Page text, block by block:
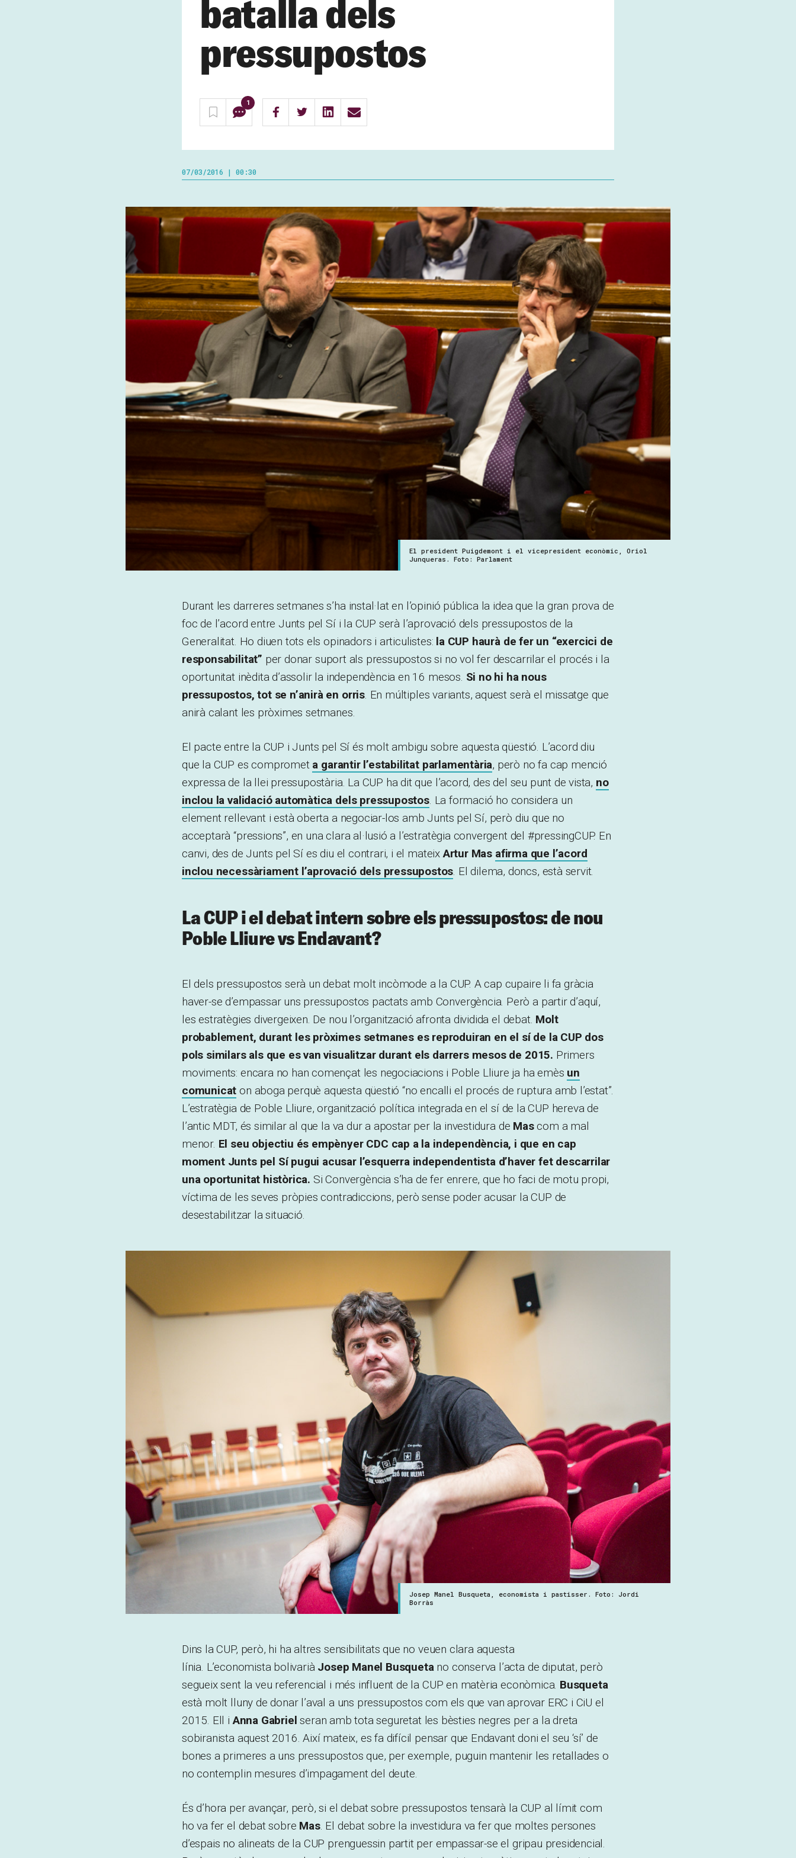
batalla dels
pressupostos
1
07/03/2016 | 00:30
El president Puigdemont i el vicepresident econòmic, Oriol
Junqueras. Foto: Parlament
Durant les darreres setmanes s’ha instal·lat en l’opinió pública la idea que la gran prova de
foc de l’acord entre Junts pel Sí i la CUP serà l’aprovació dels pressupostos de la
Generalitat. Ho diuen tots els opinadors i articulistes: la CUP haurà de fer un “exercici de
responsabilitat” per donar suport als pressupostos si no vol fer descarrilar el procés i la
oportunitat inèdita d’assolir la independència en 16 mesos. Si no hi ha nous
pressupostos, tot se n’anirà en orris. En múltiples variants, aquest serà el missatge que
anirà calant les pròximes setmanes.
El pacte entre la CUP i Junts pel Sí és molt ambigu sobre aquesta qüestió. L’acord diu
que la CUP es compromet a garantir l’estabilitat parlamentària, però no fa cap menció
expressa de la llei pressupostària. La CUP ha dit que l’acord, des del seu punt de vista, no
inclou la validació automàtica dels pressupostos. La formació ho considera un
element rellevant i està oberta a negociar-los amb Junts pel Sí, però diu que no
acceptarà “pressions”, en una clara al·lusió a l’estratègia convergent del #pressingCUP. En
canvi, des de Junts pel Sí es diu el contrari, i el mateixArtur Mas afirma que l’acord
inclou necessàriament l’aprovació dels pressupostos. El dilema, doncs, està servit.
La CUP i el debat intern sobre els pressupostos: de nou
Poble Lliure vs Endavant?
El dels pressupostos serà un debat molt incòmode a la CUP. A cap cupaire li fa gràcia
haver-se d’empassar uns pressupostos pactats amb Convergència. Però a partir d’aquí,
les estratègies divergeixen. De nou l’organització afronta dividida el debat. Molt
probablement, durant les pròximes setmanes es reproduiran en el sí de la CUP dos
pols similars als que es van visualitzar durant els darrers mesos de 2015. Primers
moviments: encara no han començat les negociacions i Poble Lliure ja ha emès un
comunicat on aboga perquè aquesta qüestió “no encalli el procés de ruptura amb l’estat”.
L’estratègia de Poble Lliure, organització política integrada en el sí de la CUP hereva de
l’antic MDT, és similar al que la va dur a apostar per la investidura de Mascom a mal
menor. El seu objectiu és empènyer CDC cap a la independència, i que en cap
moment Junts pel Sí pugui acusar l’esquerra independentista d’haver fet descarrilar
una oportunitat històrica. Si Convergència s’ha de fer enrere, que ho faci de motu propi,
víctima de les seves pròpies contradiccions, però sense poder acusar la CUP de
desestabilitzar la situació.
Josep Manel Busqueta, economista i pastisser. Foto: Jordi
Borràs
Dins la CUP, però, hi ha altres sensibilitats que no veuen clara aquesta
línia. L’economista bolivarià Josep Manel Busquetano conserva l’acta de diputat, però
segueix sent la veu referencial i més influent de la CUP en matèria econòmica. Busqueta
està molt lluny de donar l’aval a uns pressupostos com els que van aprovar ERC i CiU el
2015. Ell iAnna Gabriel seran amb tota seguretat les bèsties negres per a la dreta
sobiranista aquest 2016. Així mateix, es fa difícil pensar que Endavant doni el seu ‘sí’ de
bones a primeres a uns pressupostos que, per exemple, puguin mantenir les retallades o
no contemplin mesures d’impagament del deute.
És d’hora per avançar, però, si el debat sobre pressupostos tensarà la CUP al límit com
ho va fer el debat sobre Mas. El debat sobre la investidura va fer que moltes persones
d’espais no alineats de la CUP prenguessin partit per empassar-se el gripau presidencial.